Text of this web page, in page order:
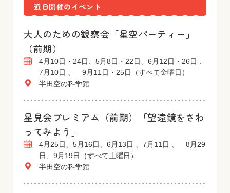
近日開催のイベント
大人のための観察会「星空パーティー」
（前期）
4月10日・24日、5月8日・22日、6月12日・26日 、
7月10日 、 9月11日・25日（すべて金曜日）
半田空の科学館
星見会プレミアム（前期）「望遠鏡をさわ
ってみよう」
4月25日、5月16日、6月13日 、7月11日 、 8月29
日、9月19日（すべて土曜日）
半田空の科学館